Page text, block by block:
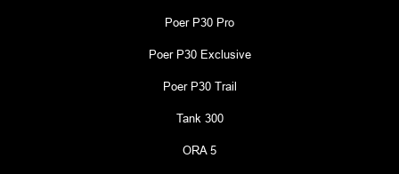
Poer P30 Pro
Poer P30 Exclusive
Poer P30 Trail
Tank 300
ORA 5